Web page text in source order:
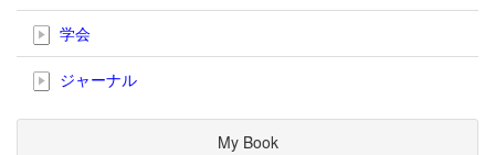
学会
ジャーナル
My Book